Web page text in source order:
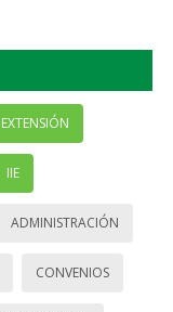
EXTENSIÓN
IIE
ADMINISTRACIÓN
CONVENIOS